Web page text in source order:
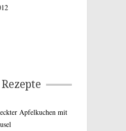
Apfelkuchen mit